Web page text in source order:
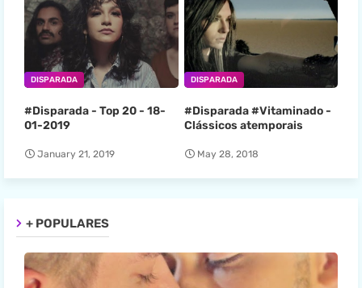
DISPARADA
#Disparada - Top 20 - 18-
01-2019
January 21, 2019
DISPARADA
#Disparada #Vitaminado -
Clássicos atemporais
May 28, 2018
+ POPULARES